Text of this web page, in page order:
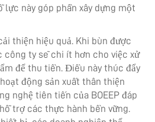
lực này góp phần xây dựng một
thiện hiệu quả. Khi bùn được
công ty sẽ chi ít hơn cho việc xử
để thu tiền. Điều này thúc đẩy
động sản xuất thân thiện
nghệ tiên tiến của BOEEP đáp
trợ các thực hành bền vững.